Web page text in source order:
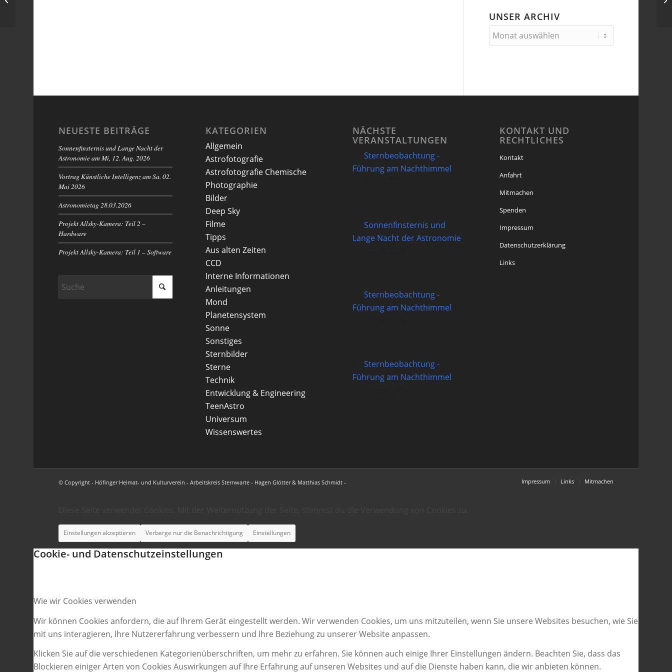
UNSER ARCHIV
NEUESTE BEITRÄGE
Sonnenfinsternis und Lange Nacht der
Astronomie am Mi, 12. Aug. 2026
Vortrag Künstliche Intelligenz am Sa. 02.
Mai 2026
Astronomietag 28.03.2026
Projekt Allsky-Kamera: Teil 2 –
Hardware
Projekt Allsky-Kamera: Teil 1 – Software
KATEGORIEN
Allgemein
Astrofotografie
Astrofotografie Chemische
Photographie
Bilder
Deep Sky
Filme
Tipps
Aus alten Zeiten
CCD
Interne Informationen
Anleitungen
Mond
Planetensystem
Sonne
Sonstiges
Sternbilder
Sterne
Technik
Entwicklung & Engineering
TeenAstro
Universum
Wissenswertes
NÄCHSTE
VERANSTALTUNGEN
Sternbeobachtung -
Führung am Nachthimmel
Sonnenfinsternis und
Lange Nacht der Astronomie
Sternbeobachtung -
Führung am Nachthimmel
Sternbeobachtung -
Führung am Nachthimmel
KONTAKT UND
RECHTLICHES
Kontakt
Anfahrt
Mitmachen
Spenden
Impressum
Datenschutzerklärung
Links
© Copyright - Höfinger Heimat- und Kulturverein - Arbeitskreis Sternwarte - Hagen Glötter & Matthias Schmidt - Impressum Links Mitmachen
Einstellungen akzeptieren Verberge nur die Benachrichtigung Einstellungen
Cookie- und Datenschutzeinstellungen
Wie wir Cookies verwenden
Wir können Cookies anfordern, die auf Ihrem Gerät eingestellt werden. Wir verwenden Cookies, um uns mitzuteilen, wenn Sie unsere Websites besuchen, wie Sie
mit uns interagieren, Ihre Nutzererfahrung verbessern und Ihre Beziehung zu unserer Website anpassen.
Klicken Sie auf die verschiedenen Kategorienüberschriften, um mehr zu erfahren. Sie können auch einige Ihrer Einstellungen ändern. Beachten Sie, dass das
Blockieren einiger Arten von Cookies Auswirkungen auf Ihre Erfahrung auf unseren Websites und auf die Dienste haben kann, die wir anbieten können.